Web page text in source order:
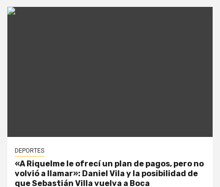
DEPORTES
«A Riquelme le ofrecí un plan de pagos, pero no
volvió a llamar»: Daniel Vila y la posibilidad de
que Sebastián Villa vuelva a Boca